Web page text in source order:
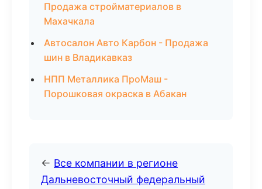
Продажа стройматериалов в
Махачкала
Автосалон Авто Карбон - Продажа
шин в Владикавказ
НПП Металлика ПроМаш -
Порошковая окраска в Абакан
← Все компании в регионе
Дальневосточный федеральный